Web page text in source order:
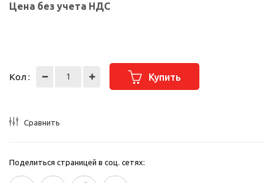
Цена без учета НДС
Кол : Купить
Сравнить
Поделиться страницей в соц. сетях: